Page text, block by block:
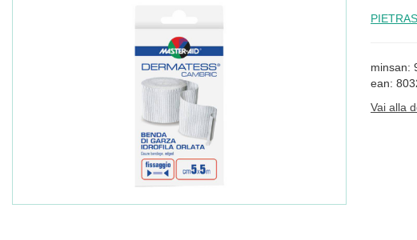
minsan:
ean:
Vai alla